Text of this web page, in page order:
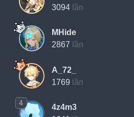
3094 lần
MHide
2867 lần
A_72_
1769 lần
4
4z4m3